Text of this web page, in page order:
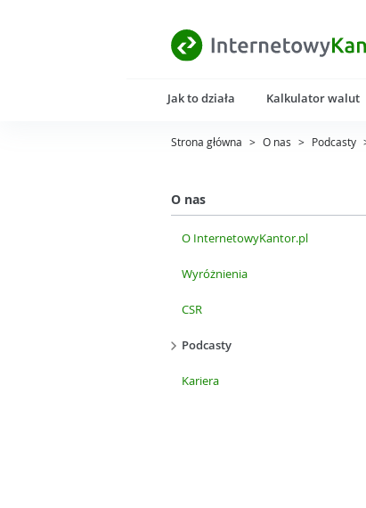
Jak to działa Kalkulator walut
Strona główna > O nas > Podcasty
O nas
O InternetowyKantor.pl
Wyróżnienia
CSR
Podcasty
Kariera